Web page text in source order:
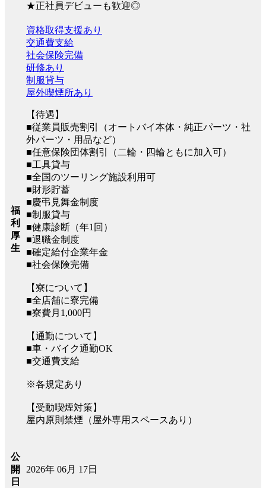
★正社員デビューも歓迎◎
福
利
厚
生
資格取得支援あり
交通費支給
社会保険完備
研修あり
制服貸与
屋外喫煙所あり
【待遇】
■従業員販売割引（オートバイ本体・純正パーツ・社
外パーツ・用品など）
■任意保険団体割引（二輪・四輪ともに加入可）
■工具貸与
■全国のツーリング施設利用可
■財形貯蓄
■慶弔見舞金制度
■制服貸与
■健康診断（年1回）
■退職金制度
■確定給付企業年金
■社会保険完備
【寮について】
■全店舗に寮完備
■寮費月1,000円
【通勤について】
■車・バイク通勤OK
■交通費支給
※各規定あり
【受動喫煙対策】
屋内原則禁煙（屋外専用スペースあり）
公
開
日
2026年 06月 17日